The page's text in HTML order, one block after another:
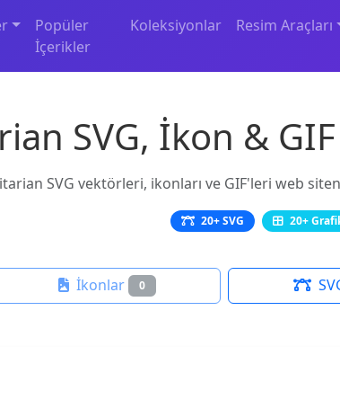
Popüler
İçerikler
Koleksiyonlar Resim Araçları
SVG, İkon &
SVG vektörleri, ikonları ve GIF'leri web
20+ SVG 20+
İkonlar 0